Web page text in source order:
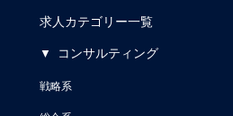
求人カテゴリー一覧
コンサルティング
戦略系